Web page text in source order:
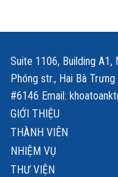
Suite 1106, Building A1,
Phóng str., Hai Bà
#6146 Email:
GIỚI THIỆU
THÀNH VIÊN
NHIỆM VỤ
THƯ VIỆN